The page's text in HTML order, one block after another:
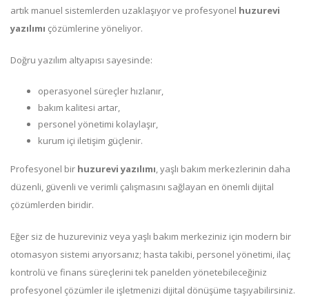
artık manuel sistemlerden uzaklaşıyor ve profesyonel huzurevi
yazılımı çözümlerine yöneliyor.
Doğru yazılım altyapısı sayesinde:
operasyonel süreçler hızlanır,
bakım kalitesi artar,
personel yönetimi kolaylaşır,
kurum içi iletişim güçlenir.
Profesyonel bir huzurevi yazılımı, yaşlı bakım merkezlerinin daha
düzenli, güvenli ve verimli çalışmasını sağlayan en önemli dijital
çözümlerden biridir.
Eğer siz de huzureviniz veya yaşlı bakım merkeziniz için modern bir
otomasyon sistemi arıyorsanız; hasta takibi, personel yönetimi, ilaç
kontrolü ve finans süreçlerini tek panelden yönetebileceğiniz
profesyonel çözümler ile işletmenizi dijital dönüşüme taşıyabilirsiniz.